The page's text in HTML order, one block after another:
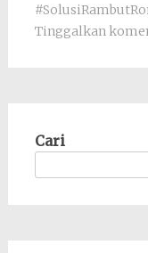
Tinggalkan
Cari